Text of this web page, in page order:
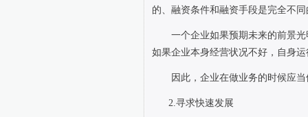
的、融资条件和融资手段是完全不同
一个企业如果预期未来的前景
如果企业本身经营状况不好，自身
因此，企业在做业务的时候应
2. 寻求快速发展